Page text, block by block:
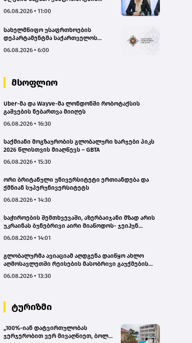
სამოქმედო გეგმა – თამარ
06.08.2026 • 11:00
სახელმწიფო უსაფრთხოების
დეპარტამენტმა საქართველოს
საზიანოდ საბოტაჟის მუხლით
06.08.2026 • 6:00
მსოფლიო
Uber-მა და Wayve-მა ლონდონში რობოტაქსის
გაშვების ნებართვა მიიღეს
06.08.2026 • 16:30
საქმიანი მოგზაურობის გლობალური ხარჯები პიკს
2026 წლისთვის მიაღწევს – GBTA
06.08.2026 • 15:30
ორი ბრიტანული უნივერსიტეტი ერთიანდება და
ქმნიან სუპერუნივერსიტეტს
06.08.2026 • 14:30
საჭიროების შემთხვევაში, აზერბაიჯანი მზად არის
უკრაინას ბუნებრივი აირი მიაწოდოს- ჯეიჰუნ
06.08.2026 • 14:01
გლობალურმა ავიაციამ აღდგენა დაიწყო ახლო
აღმოსავლეთში რეისების მასობრივი გაუქმების
06.08.2026 • 13:30
ტურიზმი
„100%-იან დატვირთულობას
ჯერჯერობით ვერ მივაღწიეთ, ბოლო